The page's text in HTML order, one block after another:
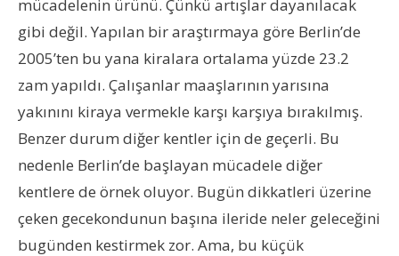
mücadelenin ürünü. Çünkü artışlar dayanılacak
gibi değil. Yapılan bir araştırmaya göre Berlin’de
2005’ten bu yana kiralara ortalama yüzde 23.2
zam yapıldı. Çalışanlar maaşlarının yarısına
yakınını kiraya vermekle karşı karşıya bırakılmış.
Benzer durum diğer kentler için de geçerli. Bu
nedenle Berlin’de başlayan mücadele diğer
kentlere de örnek oluyor. Bugün dikkatleri üzerine
çeken gecekondunun başına ileride neler geleceğini
bugünden kestirmek zor. Ama, bu küçük